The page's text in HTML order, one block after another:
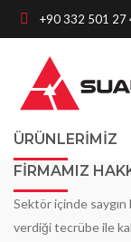
+90 332 501 27
ÜRÜNLERIMIZ
FIRMAMIZ
Sektör içinde saygın
verdiği tecrübe ile